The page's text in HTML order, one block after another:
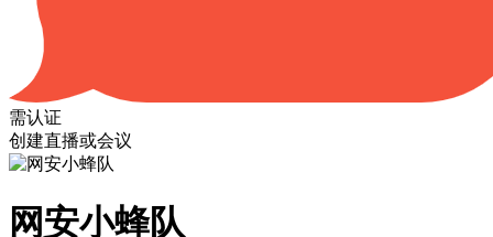
需认证
创建直播或会议
网安小蜂队